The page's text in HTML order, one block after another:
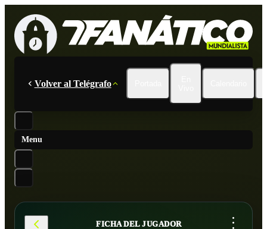
Volver al Telégrafo
Menu
FICHA DEL JUGADOR ...